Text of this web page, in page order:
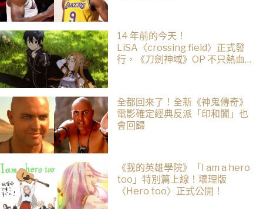
14 年前的今天！
LiSA〈crossing field〉正式發
行，《刀劍神域》OP 不只熱血還
全都回來了！全新《神鬼傳奇》
電影確定經典反派「印和闐」也
會回歸
《我的英雄學院》「I am a hero
too」特別篇上線！壞理版
〈Hero too〉正式公開！